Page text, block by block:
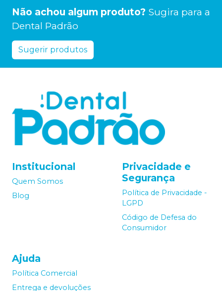
Não achou algum produto? Sugira para a
Dental Padrão
Sugerir produtos
Institucional
Quem Somos
Blog
Privacidade e
Segurança
Política de Privacidade -
LGPD
Código de Defesa do
Consumidor
Ajuda
Política Comercial
Entrega e devoluções